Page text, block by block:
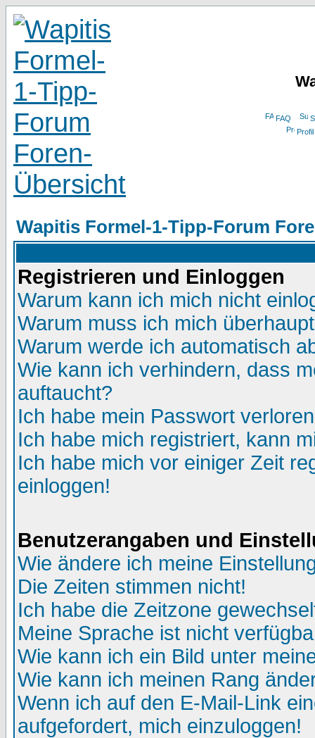
FAQ
Profil
Wapitis Formel-1-Tipp-Forum
Registrieren und Einloggen
Warum kann ich mich nicht
Warum muss ich mich
Warum werde ich automatisch
Wie kann ich verhindern, dass
auftaucht?
Ich habe mein Passwort
Ich habe mich registriert, kann
Ich habe mich vor einiger Zeit
einloggen!
Benutzerangaben und
Wie ändere ich meine
Die Zeiten stimmen nicht!
Ich habe die Zeitzone
Meine Sprache ist nicht
Wie kann ich ein Bild unter
Wie kann ich meinen Rang
Wenn ich auf den E-Mail-Link
aufgefordert, mich einzuloggen!